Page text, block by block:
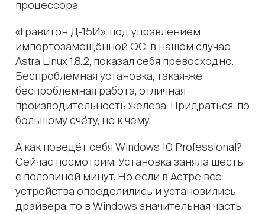
процессора.
«Гравитон Д-15И», под управлением
импортозамещённой ОС, в нашем случае
Astra Linux 1.8.2, показал себя превосходно.
Беспроблемная установка, такая-же
беспроблемная работа, отличная
производительность железа. Придраться, по
большому счёту, не к чему.
А как поведёт себя Windows 10 Professional?
Сейчас посмотрим. Установка заняла шесть
с половиной минут. Но если в Астре все
устройства определились и установились
драйвера, то в Windows значительная часть